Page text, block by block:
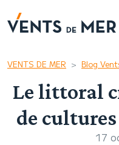
VENTS DE MER Blog
Le littoral
de
17